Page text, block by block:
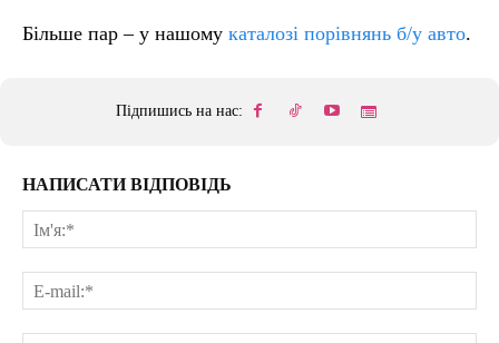
Більше пар – у нашому каталозі порівнянь б/у авто.
Підпишись на нас:
НАПИСАТИ ВІДПОВІДЬ